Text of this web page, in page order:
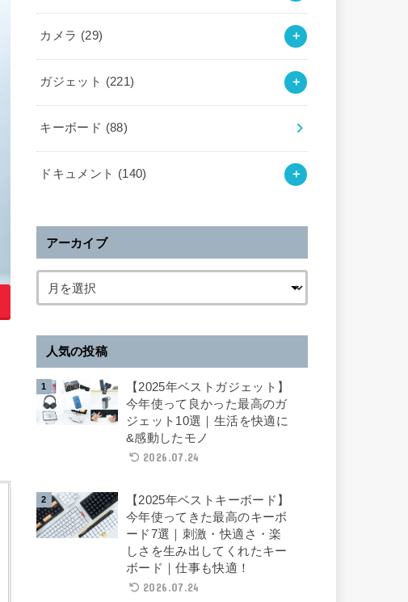
カメラ (29)
ガジェット (221)
キーボード (88)
ドキュメント (140)
アーカイブ
人気の投稿
【2025年ベストガジェット】
今年使って良かった最高のガ
ジェット10選｜生活を快適に
&感動したモノ
2026.07.24
【2025年ベストキーボード】
今年使ってきた最高のキーボ
ード7選｜刺激・快適さ・楽
しさを生み出してくれたキー
ボード｜仕事も快適！
2026.07.24